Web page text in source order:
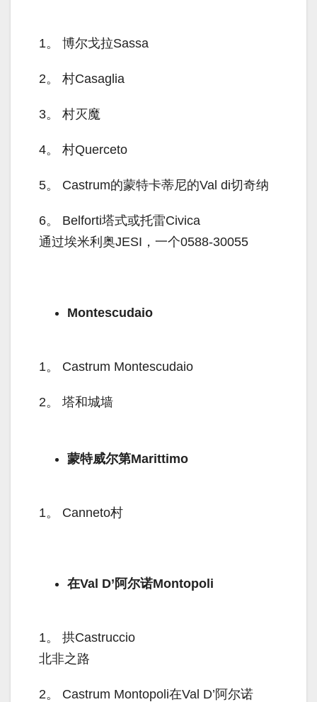
1。 博尔戈拉Sassa
2。 村Casaglia
3。 村灭魔
4。 村Querceto
5。 Castrum的蒙特卡蒂尼的Val di切奇纳
6。
Belforti塔式或托雷Civica
通过埃米利奥JESI，一个0588-30055
Montescudaio
1。 Castrum Montescudaio
2。 塔和城墙
蒙特威尔第Marittimo
1。 Canneto村
在Val D’阿尔诺Montopoli
1。
拱Castruccio
北非之路
2。 Castrum Montopoli在Val D’阿尔诺